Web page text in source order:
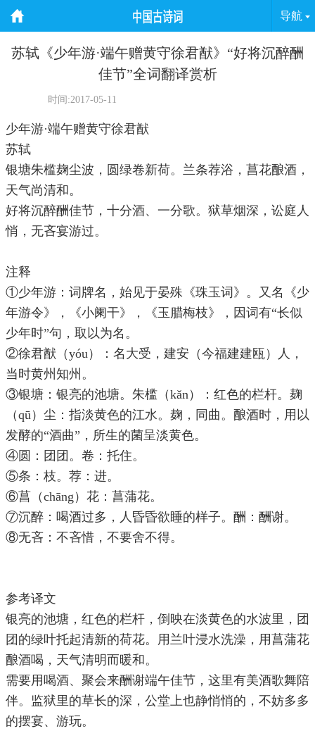
导航
苏轼《少年游·端午赠黄守徐君猷》“好将沉醉酬
佳节”全词翻译赏析
时间:2017-05-11
少年游·端午赠黄守徐君猷
苏轼
银塘朱槛麹尘波，圆绿卷新荷。兰条荐浴，菖花酿酒，
天气尚清和。
好将沉醉酬佳节，十分酒、一分歌。狱草烟深，讼庭人
悄，无吝宴游过。
注释
①少年游：词牌名，始见于晏殊《珠玉词》。又名《少
年游令》，《小阑干》，《玉腊梅枝》，因词有“长似
少年时”句，取以为名。
②徐君猷（yóu）：名大受，建安（今福建建瓯）人，
当时黄州知州。
③银塘：银亮的池塘。朱槛（kǎn）：红色的栏杆。麹
（qū）尘：指淡黄色的江水。麹，同曲。酿酒时，用以
发酵的“酒曲”，所生的菌呈淡黄色。
④圆：团团。卷：托住。
⑤条：枝。荐：进。
⑥菖（chāng）花：菖蒲花。
⑦沉醉：喝酒过多，人昏昏欲睡的样子。酬：酬谢。
⑧无吝：不吝惜，不要舍不得。
参考译文
银亮的池塘，红色的栏杆，倒映在淡黄色的水波里，团
团的绿叶托起清新的荷花。用兰叶浸水洗澡，用菖蒲花
酿酒喝，天气清明而暖和。
需要用喝酒、聚会来酬谢端午佳节，这里有美酒歌舞陪
伴。监狱里的草长的深，公堂上也静悄悄的，不妨多多
的摆宴、游玩。